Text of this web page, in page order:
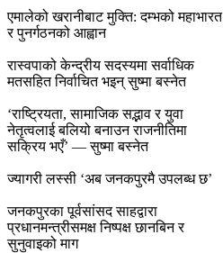
एमालेको खरानीबाट मुक्ति: दम्भको महाभारत
र पुनर्गठनको आह्वान
रास्वपाको केन्द्रीय सदस्यमा सर्वाधिक
मतसहित निर्वाचित भइन् सुष्मा बस्नेत
‘राष्ट्रियता, सामाजिक सद्भाव र युवा
नेतृत्वलाई बलियो बनाउन राजनीतिमा
सक्रिय भएँ’ — सुष्मा बस्नेत
ज्यागरी लस्सी ‘अब जनकपुरमै उपलब्ध छ’
जनकपुरका पूर्वसांसद साहद्वारा
प्रधानमन्त्रीसमक्ष निष्पक्ष छानबिन र
सुनुवाइको माग